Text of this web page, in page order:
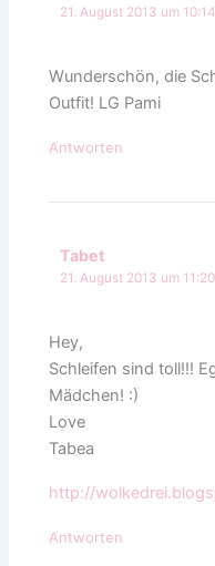
21. August 2013 um
Wunderschön, die
Outfit! LG Pami
Antworten
Tabet
21. August 2013 um
Hey,
Schleifen sind toll!!!
Mädchen! :)
Love
Tabea
http://
Antworten